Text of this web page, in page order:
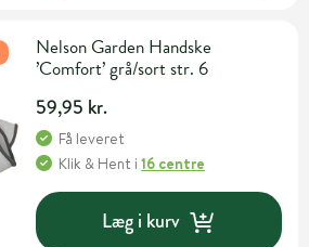
Nelson Garden Handske
’Comfort’ grå/sort str. 6
59,95 kr.
Få leveret
Klik & Hent i16 centre
Læg i kurv